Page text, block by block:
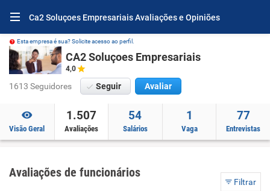
Ca2 Soluçoes Empresariais Avaliações e Opiniões
Esta empresa é sua? Solicite acesso ao perfil.
CA2 Soluçoes Empresariais
4,0
1613 Seguidores Seguir Avaliar
Visão Geral
1.507
Avaliações
54
Salários
1
Vaga
77
Entrevistas
Avaliações de funcionários
Filtrar